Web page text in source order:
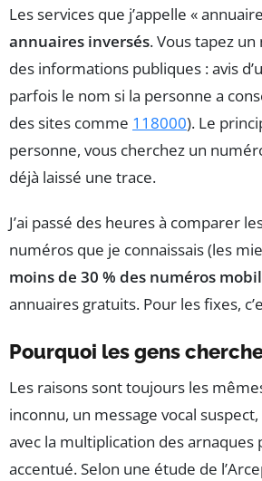
Les services que j’appelle «
annuaires inversés. Vous tapez
des informations publiques : avis
parfois le nom si la personne a
des sites comme 118000). Le
personne, vous cherchez un
déjà laissé une trace.
J’ai passé des heures à comparer
numéros que je connaissais (les
moins de 30 % des numéros
annuaires gratuits. Pour les fixes,
Pourquoi les gens
Les raisons sont toujours les
inconnu, un message vocal
avec la multiplication des arnaques
accentué. Selon une étude de